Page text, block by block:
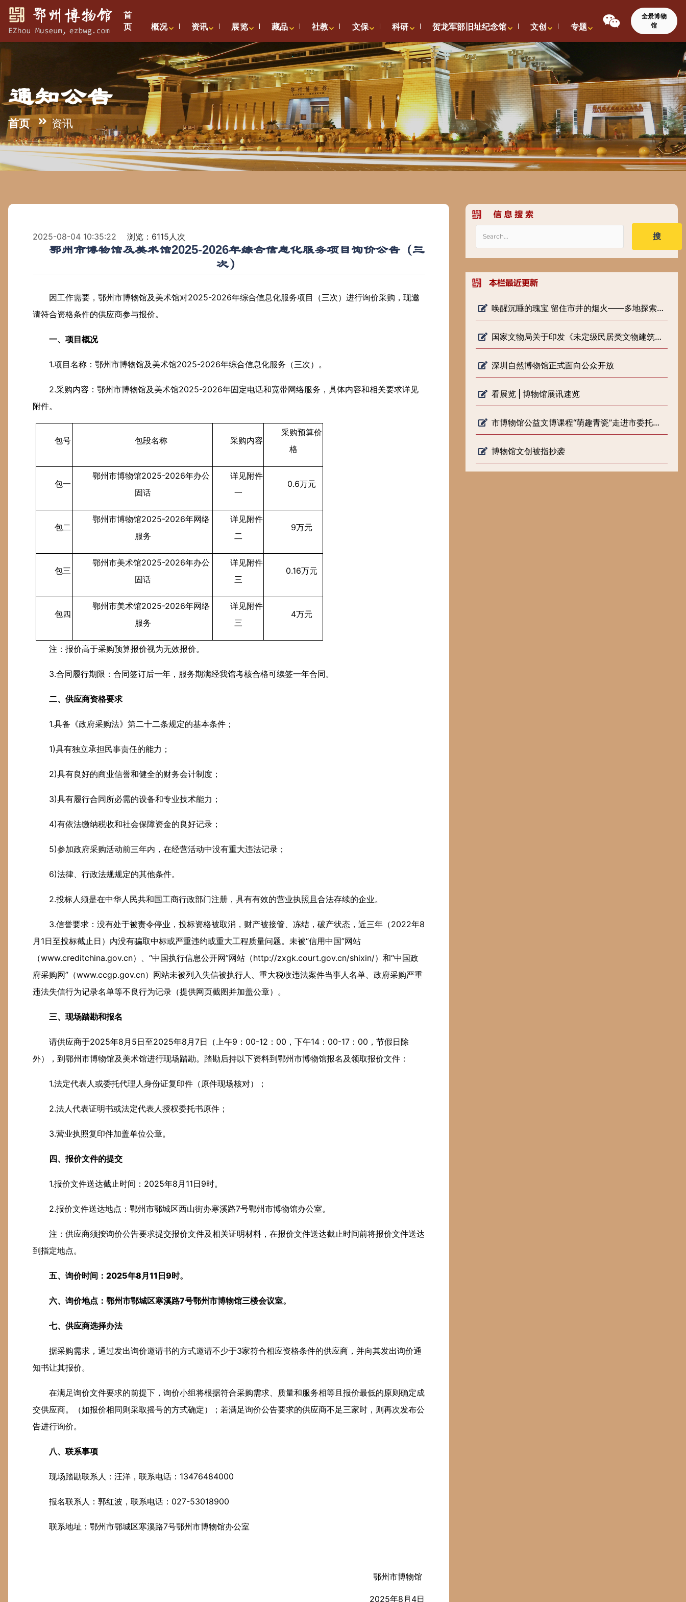
首
页
概况 资讯 展览 藏品 社教 文保 科研 贺龙军部旧址纪念馆 文创 专题
全景博物
馆
通知公告
首页 资讯
2025-08-04 10:35:22 浏览：6115人次
鄂州市博物馆及美术馆2025-2026年综合信息化服务项目询价公告（三
次）
因工作需要，鄂州市博物馆及美术馆对2025-2026年综合信息化服务项目 （三次） 进行询价采购，现邀
请符合资格条件的供应商参与报价。
一、项目概况
1.项目名称：鄂州市博物馆及美术馆2025-2026年综合信息化服务（三次）。
2.采购内容：鄂州市博物馆及美术馆2025-2026年固定电话和宽带网络服务，具体内容和相关要求详见
附件。
包号 包段名称 采购内容
采购预算价
格
包一
鄂州市博物馆2025-2026年办公
固话
详见附件
一
0.6万元
包二
鄂州市博物馆2025-2026年网络
服务
详见附件
二
9万元
包三
鄂州市美术馆2025-2026年办公
固话
详见附件
三
0.16万元
包四
鄂州市美术馆2025-2026年网络
服务
详见附件
三
4万元
注：报价高于采购预算报价视为无效报价。
3.合同履行期限：合同签订后一年，服务期满经我馆考核合格可续签一年合同。
二、供应商资格要求
1.具备《政府采购法》第二十二条规定的基本条件；
1)具有独立承担民事责任的能力；
2)具有良好的商业信誉和健全的财务会计制度；
3)具有履行合同所必需的设备和专业技术能力；
4)有依法缴纳税收和社会保障资金的良好记录；
5)参加政府采购活动前三年内，在经营活动中没有重大违法记录；
6)法律、行政法规规定的其他条件。
2.投标人须是在中华人民共和国工商行政部门注册，具有有效的营业执照且合法存续的企业。
3.信誉要求：没有处于被责令停业，投标资格被取消，财产被接管、冻结，破产状态，近三年（2022年8
月1日至投标截止日）内没有骗取中标或严重违约或重大工程质量问题。未被“信用中国”网站
（www.creditchina.gov.cn）、“中国执行信息公开网”网站（http://zxgk.court.gov.cn/shixin/）和“中国政
府采购网”（www.ccgp.gov.cn）网站未被列入失信被执行人、重大税收违法案件当事人名单、政府采购严重
违法失信行为记录名单等不良行为记录（提供网页截图并加盖公章）。
三、现场踏勘和报名
请供应商于2025年8月5日至2025年8月7日（上午9：00-12：00，下午14：00-17：00，节假日除
外），到鄂州市博物馆及美术馆进行现场踏勘。踏勘后持以下资料到鄂州市博物馆报名及领取报价文件：
1.法定代表人或委托代理人身份证复印件（原件现场核对）；
2.法人代表证明书或法定代表人授权委托书原件；
3.营业执照复印件加盖单位公章。
四、报价文件的提交
1.报价文件送达截止时间：2025年8月11日9时。
2.报价文件送达地点：鄂州市鄂城区西山街办寒溪路7号鄂州市博物馆办公室。
注：供应商须按询价公告要求提交报价文件及相关证明材料，在报价文件送达截止时间前将报价文件送达
到指定地点。
五、询价时间： 2025年8月11日9时。
六、询价地点： 鄂州市鄂城区寒溪路7号鄂州市博物馆三楼会议室。
七、供应商选择办法
据采购需求，通过发出询价邀请书的方式邀请不少于3家符合相应资格条件的供应商，并向其发出询价通
知书让其报价。
在满足询价文件要求的前提下，询价小组将根据符合采购需求、质量和服务相等且报价最低的原则确定成
交供应商。（如报价相同则采取摇号的方式确定）；若满足询价公告要求的供应商不足三家时，则再次发布公
告进行询价。
八、联系事项
现场踏勘联系人：汪洋，联系电话：13476484000
报名联系人：郭红波，联系电话：027-53018900
联系地址：鄂州市鄂城区寒溪路7号鄂州市博物馆办公室
鄂州市博物馆
2025年8月4日
搜
唤醒沉睡的瑰宝 留住市井的烟火——多地探索低级别文物保护新路径
国家文物局关于印发《未定级民居类文物建筑修缮审批工作指引（试行）》的通知
深圳自然博物馆正式面向公众开放
看展览 | 博物馆展讯速览
市博物馆公益文博课程“萌趣青瓷”走进市委托管课堂
博物馆文创被指抄袭